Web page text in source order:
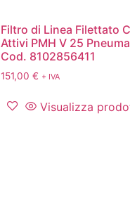
Filtro di Linea Filettato
Attivi PMH V 25
Cod. 8102856411
151,00 € + IVA
Visualizza